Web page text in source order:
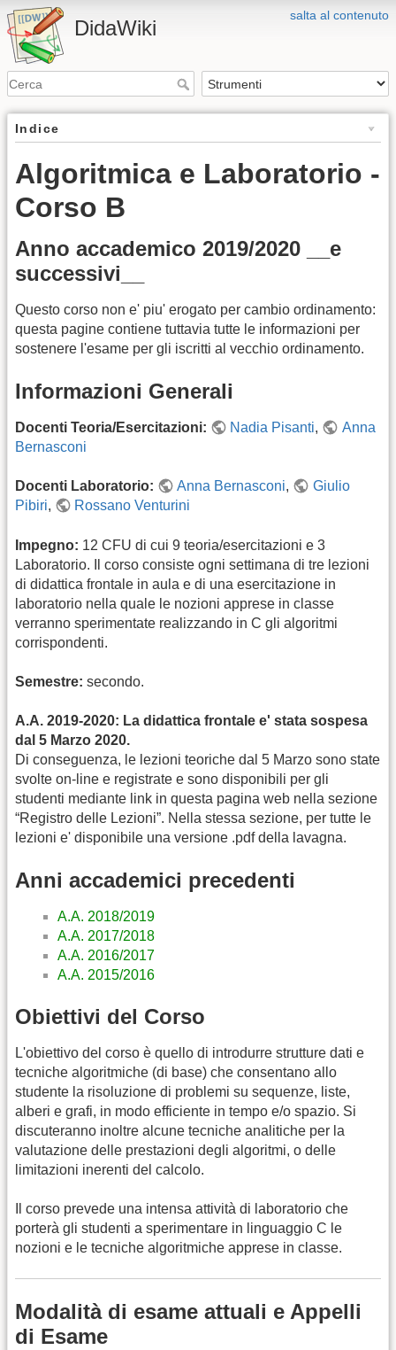
salta al contenuto
DidaWiki
Indice
Algoritmica e Laboratorio -
Corso B
Anno accademico 2019/2020 __e
successivi__
Questo corso non e' piu' erogato per cambio ordinamento:
questa pagine contiene tuttavia tutte le informazioni per
sostenere l'esame per gli iscritti al vecchio ordinamento.
Informazioni Generali
Docenti Teoria/Esercitazioni: Nadia Pisanti,
Anna
Bernasconi
Docenti Laboratorio: Anna Bernasconi,
Giulio
Pibiri, Rossano Venturini
Impegno: 12 CFU di cui 9 teoria/esercitazioni e 3
Laboratorio. Il corso consiste ogni settimana di tre lezioni
di didattica frontale in aula e di una esercitazione in
laboratorio nella quale le nozioni apprese in classe
verranno sperimentate realizzando in C gli algoritmi
corrispondenti.
Semestre: secondo.
A.A. 2019-2020: La didattica frontale e' stata sospesa
dal 5 Marzo 2020.
Di conseguenza, le lezioni teoriche dal 5 Marzo sono state
svolte on-line e registrate e sono disponibili per gli
studenti mediante link in questa pagina web nella sezione
“Registro delle Lezioni”. Nella stessa sezione, per tutte le
lezioni e' disponibile una versione .pdf della lavagna.
Anni accademici precedenti
A.A. 2018/2019
A.A. 2017/2018
A.A. 2016/2017
A.A. 2015/2016
Obiettivi del Corso
L'obiettivo del corso è quello di introdurre strutture dati e
tecniche algoritmiche (di base) che consentano allo
studente la risoluzione di problemi su sequenze, liste,
alberi e grafi, in modo efficiente in tempo e/o spazio. Si
discuteranno inoltre alcune tecniche analitiche per la
valutazione delle prestazioni degli algoritmi, o delle
limitazioni inerenti del calcolo.
Il corso prevede una intensa attività di laboratorio che
porterà gli studenti a sperimentare in linguaggio C le
nozioni e le tecniche algoritmiche apprese in classe.
Modalità di esame attuali e Appelli
di Esame